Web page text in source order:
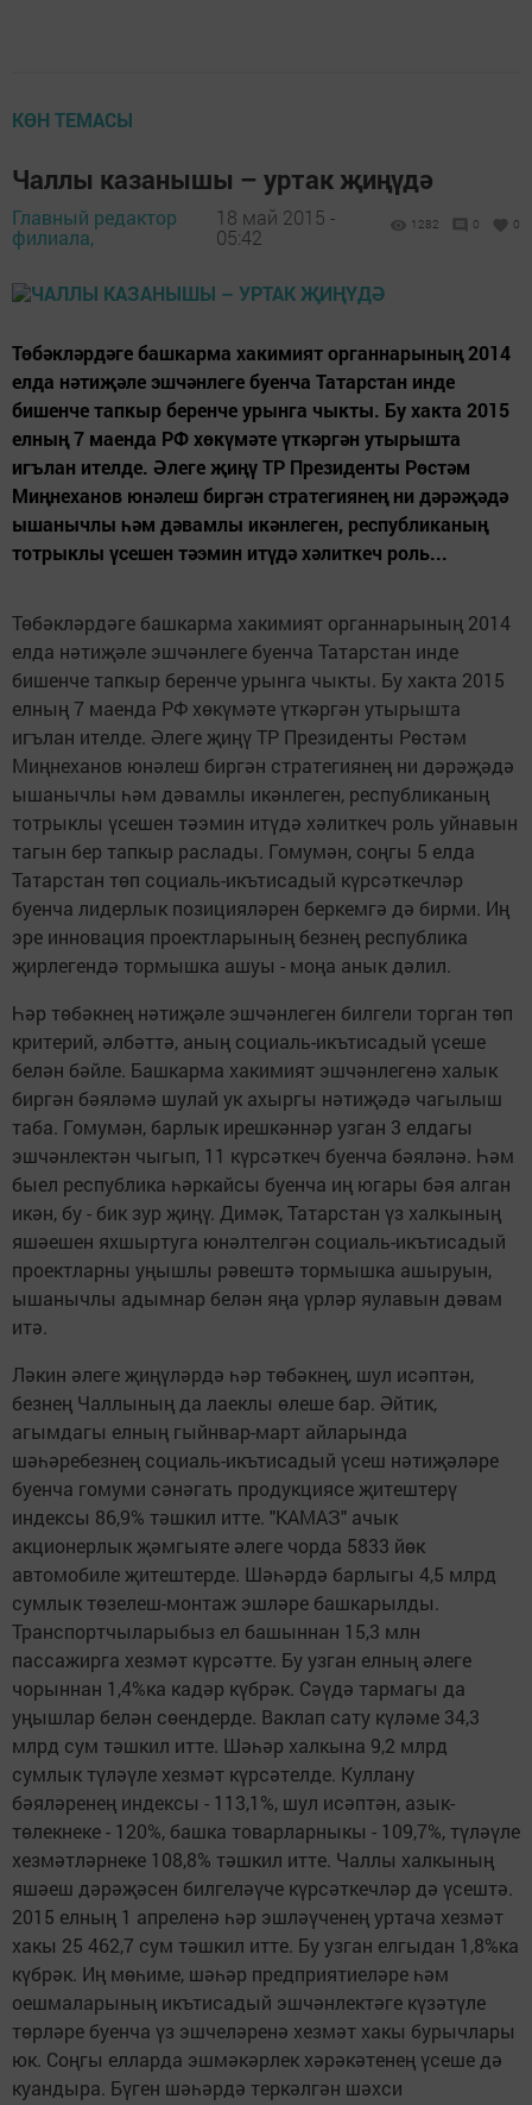
КӨН ТЕМАСЫ
Чаллы казанышы – уртак җиңүдә
Главный редактор
филиала,
18 май 2015 -
05:42
1282 0 0
Төбәкләрдәге башкарма хакимият органнарының 2014
елда нәтиҗәле эшчәнлеге буенча Татарстан инде
бишенче тапкыр беренче урынга чыкты. Бу хакта 2015
елның 7 маенда РФ хөкүмәте үткәргән утырышта
игълан ителде. Әлеге җиңү ТР Президенты Рөстәм
Миңнеханов юнәлеш биргән стратегиянең ни дәрәҗәдә
ышанычлы һәм дәвамлы икәнлеген, республиканың
тотрыклы үсешен тәэмин итүдә хәлиткеч роль...
Төбәкләрдәге башкарма хакимият органнарының 2014
елда нәтиҗәле эшчәнлеге буенча Татарстан инде
бишенче тапкыр беренче урынга чыкты. Бу хакта 2015
елның 7 маенда РФ хөкүмәте үткәргән утырышта
игълан ителде. Әлеге җиңү ТР Президенты Рөстәм
Миңнеханов юнәлеш биргән стратегиянең ни дәрәҗәдә
ышанычлы һәм дәвамлы икәнлеген, республиканың
тотрыклы үсешен тәэмин итүдә хәлиткеч роль уйнавын
тагын бер тапкыр раслады. Гомумән, соңгы 5 елда
Татарстан төп социаль-икътисадый күрсәткечләр
буенча лидерлык позицияләрен беркемгә дә бирми. Иң
эре инновация проектларының безнең республика
җирлегендә тормышка ашуы - моңа анык дәлил.
Һәр төбәкнең нәтиҗәле эшчәнлеген билгели торган төп
критерий, әлбәттә, аның социаль-икътисадый үсеше
белән бәйле. Башкарма хакимият эшчәнлегенә халык
биргән бәяләмә шулай ук ахыргы нәтиҗәдә чагылыш
таба. Гомумән, барлык ирешкәннәр узган 3 елдагы
эшчәнлектән чыгып, 11 күрсәткеч буенча бәяләнә. Һәм
быел республика һәркайсы буенча иң югары бәя алган
икән, бу - бик зур җиңү. Димәк, Татарстан үз халкының
яшәешен яхшыртуга юнәлтелгән социаль-икътисадый
проектларны уңышлы рәвештә тормышка ашыруын,
ышанычлы адымнар белән яңа үрләр яулавын дәвам
итә.
Ләкин әлеге җиңүләрдә һәр төбәкнең, шул исәптән,
безнең Чаллының да лаеклы өлеше бар. Әйтик,
агымдагы елның гыйнвар-март айларында
шәһәребезнең социаль-икътисадый үсеш нәтиҗәләре
буенча гомуми сәнәгать продукциясе җитештерү
индексы 86,9% тәшкил итте. "КАМАЗ" ачык
акционерлык җәмгыяте әлеге чорда 5833 йөк
автомобиле җитештерде. Шәһәрдә барлыгы 4,5 млрд
сумлык төзелеш-монтаж эшләре башкарылды.
Транспортчыларыбыз ел башыннан 15,3 млн
пассажирга хезмәт күрсәтте. Бу узган елның әлеге
чорыннан 1,4%ка кадәр күбрәк. Сәүдә тармагы да
уңышлар белән сөендерде. Ваклап сату күләме 34,3
млрд сум тәшкил итте. Шәһәр халкына 9,2 млрд
сумлык түләүле хезмәт күрсәтелде. Куллану
бәяләренең индексы - 113,1%, шул исәптән, азык-
төлекнеке - 120%, башка товарларныкы - 109,7%, түләүле
хезмәтләрнеке 108,8% тәшкил итте. Чаллы халкының
яшәеш дәрәҗәсен билгеләүче күрсәткечләр дә үсештә.
2015 елның 1 апреленә һәр эшләүченең уртача хезмәт
хакы 25 462,7 сум тәшкил итте. Бу узган елгыдан 1,8%ка
күбрәк. Иң мөһиме, шәһәр предприятиеләре һәм
оешмаларының икътисадый эшчәнлектәге күзәтүле
төрләре буенча үз эшчеләренә хезмәт хакы бурычлары
юк. Соңгы елларда эшмәкәрлек хәрәкәтенең үсеше дә
куандыра. Бүген шәһәрдә теркәлгән шәхси